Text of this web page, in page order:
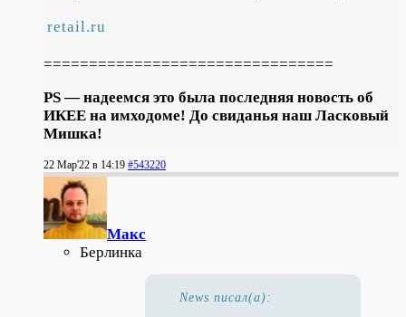
retail.ru
================================
PS — надеемся это была последняя новость об
ИКЕЕ на имходоме! До свиданья наш Ласковый
Мишка!
22 Мар'22 в 14:19 #543220
Макс
Берлинка
News писал(а):